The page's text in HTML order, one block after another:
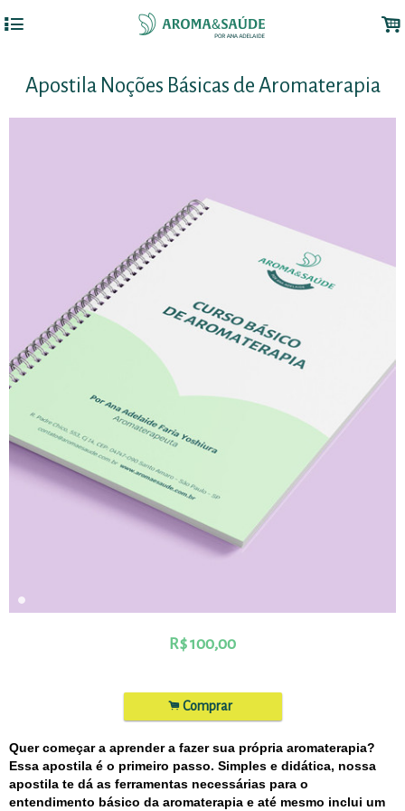
4 .
Apostila Noções Básicas de Aromaterapia
R$100,00
.Comprar
Quer começar a aprender a fazer sua própria aromaterapia?
Essa apostila é o primeiro passo. Simples e didática, nossa
apostila te dá as ferramentas necessárias para o
entendimento básico da aromaterapia e até mesmo inclui um